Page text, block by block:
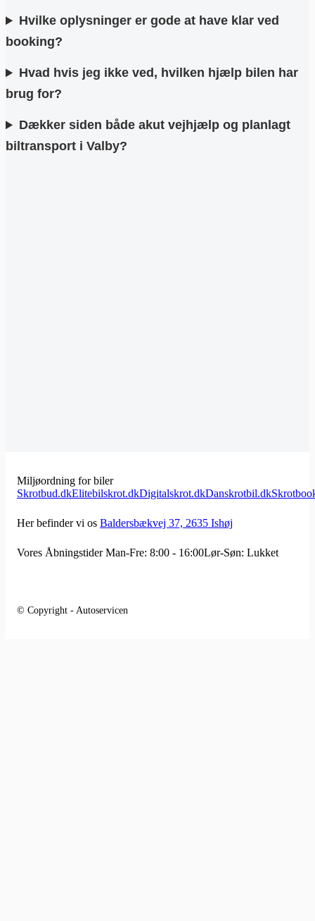
Hvilke oplysninger er gode at have klar ved
booking?
Hvad hvis jeg ikke ved, hvilken hjælp bilen har
brug for?
Dækker siden både akut vejhjælp og planlagt
biltransport i Valby?
Miljøordning for biler
Skrotbud.dkElitebilskrot.dkDigitalskrot.dkDanskrotbil.dk
Her befinder vi os Baldersbækvej 37, 2635 Ishøj
Vores Åbningstider Man-Fre: 8:00 - 16:00Lør-Søn: Lukket
© Copyright - Autoservicen